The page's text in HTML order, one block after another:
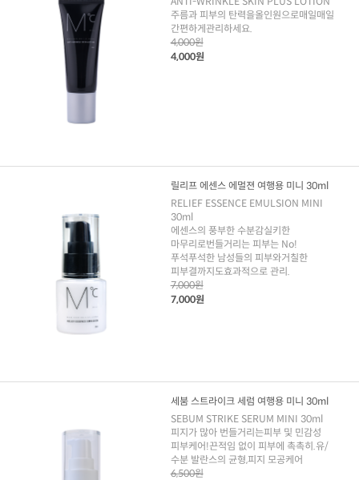
주름과 피부의 탄력을올인원으로매일매일
간편하게관리하세요.
4,000원
4,000원
릴리프 에센스 에멀젼 여행용 미니 30ml
RELIEF ESSENCE EMULSION MINI
30ml
에센스의 풍부한 수분감실키한
마무리로번들거리는 피부는 No!
푸석푸석한 남성들의 피부와거칠한
피부결까지도효과적으로 관리.
7,000원
7,000원
세붐 스트라이크 세럼 여행용 미니 30ml
SEBUM STRIKE SERUM MINI 30ml
피지가 많아 번들거리는피부 및 민감성
피부케어!끈적임 없이 피부에 촉촉히.유/
수분 발란스의 균형,피지 모공케어
6,500원